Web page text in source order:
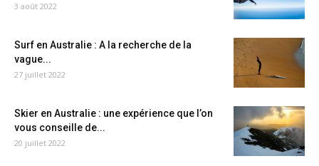
3 août 2022
Surf en Australie : A la recherche de la
vague...
27 juillet 2022
Skier en Australie : une expérience que l’on
vous conseille de...
20 juillet 2022